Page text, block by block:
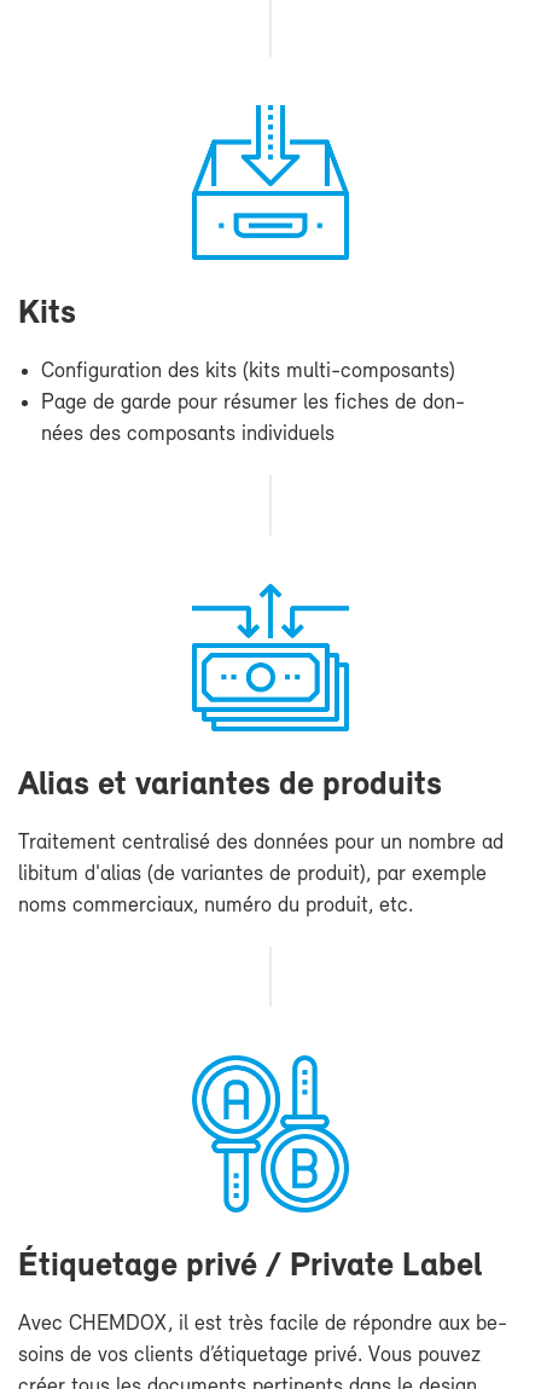
Kits
Confi­gu­ra­tion des kits (kits multi-​composants)
Page de garde pour ré­su­mer les fiches de don­
nées des com­po­sants in­di­vi­duels
Alias et va­riantes de pro­duits
Trai­te­ment cen­tra­li­sé des don­nées pour un nombre ad
li­bi­tum d'alias (de va­riantes de pro­duit), par exemple
noms com­mer­ciaux, nu­mé­ro du pro­duit, etc.
Éti­que­tage pri­vé / Pri­vate La­bel
Avec CHEM­DOX, il est très fa­cile de ré­pondre aux be­
soins de vos clients d’éti­que­tage pri­vé. Vous pou­vez